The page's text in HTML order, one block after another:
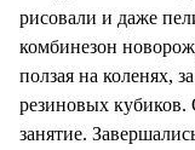
рисовали и даже
комбинезон
ползая на коленях,
резиновых кубиков.
занятие.